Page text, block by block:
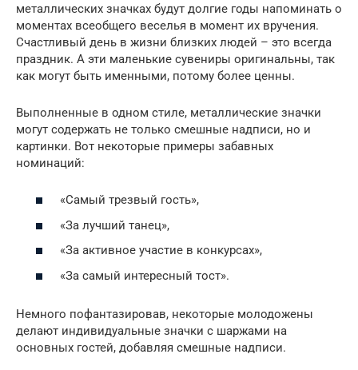
металлических значках будут долгие годы напоминать о
моментах всеобщего веселья в момент их вручения.
Счастливый день в жизни близких людей – это всегда
праздник. А эти маленькие сувениры оригинальны, так
как могут быть именными, потому более ценны.
Выполненные в одном стиле, металлические значки
могут содержать не только смешные надписи, но и
картинки. Вот некоторые примеры забавных
номинаций:
«Самый трезвый гость»,
«За лучший танец»,
«За активное участие в конкурсах»,
«За самый интересный тост».
Немного пофантазировав, некоторые молодожены
делают индивидуальные значки с шаржами на
основных гостей, добавляя смешные надписи.